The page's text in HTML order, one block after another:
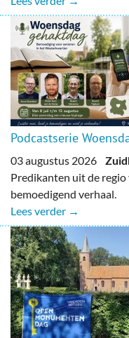
Podcastserie
03 augustus 2026
Predikanten uit de
bemoedigend verhaal.
Lees verder →